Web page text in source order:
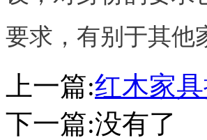
要求，有别于其他
上一篇:红木家
下一篇:没有了